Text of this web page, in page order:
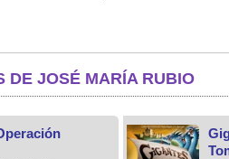
DE JOSÉ MARÍA RUBIO